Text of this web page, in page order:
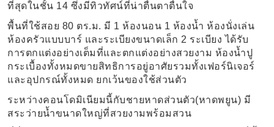
ที่สุดในชั้น 14 ซึ่งมีทิวทัศน์ที่น่าตื่นตาตื่นใจ
พื้นที่ใช้สอย 80 ตร.ม. มี 1 ห้องนอน 1 ห้องน้ำ ห้องนั่งเล่น
ห้องครัวแบบบาร์ และระเบียงขนาดเล็ก 2 ระเบียง ได้รับ
การตกแต่งอย่างเต็มที่และตกแต่งอย่างสวยงาม ห้องน้ำปู
กระเบื้องทั้งหมดขายสิทธิการอยู่อาศัยรวมทั้งเฟอร์นิเจอร์
และอุปกรณ์ทั้งหมด ยกเว้นของใช้ส่วนตัว
ระหว่างคอนโดมิเนียมนี้กับชายหาดส่วนตัว(หาดพยูน) มี
สระว่ายน้ำขนาดใหญ่ที่สวยงามพร้อมสวน